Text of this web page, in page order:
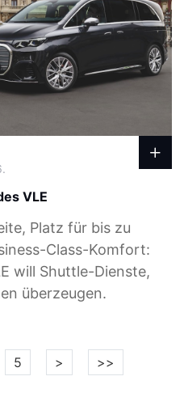
VLE
Platz für bis zu
Class-Komfort:
will Shuttle-Dienste,
überzeugen.
5 > >>